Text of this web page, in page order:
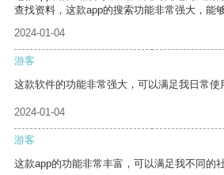
查找资料，这款app的搜索功能非常强大，能
2024-01-04
游客
这款软件的功能非常强大，可以满足我日常使
2024-01-04
游客
这款app的功能非常丰富，可以满足我不同的